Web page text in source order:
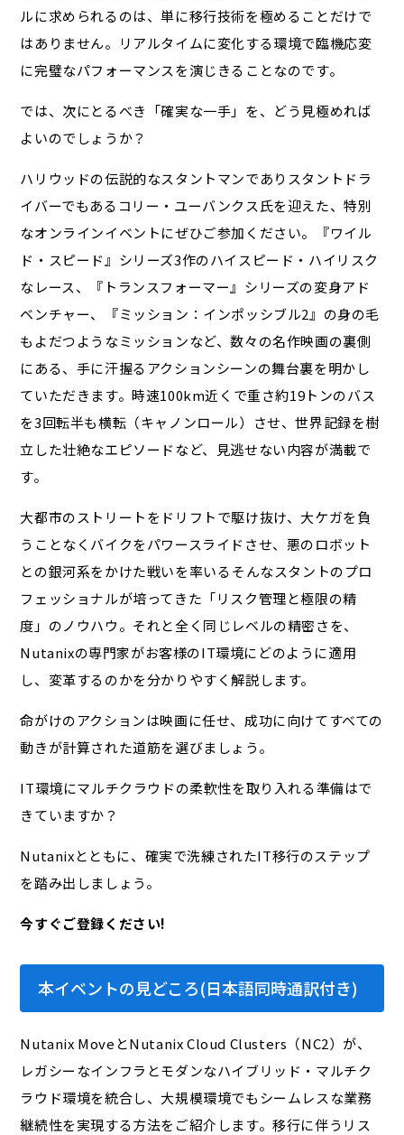
ルに求められるのは、単に移行技術を極めることだけで
はありません。リアルタイムに変化する環境で臨機応変
に完璧なパフォーマンスを演じきることなのです。
では、次にとるべき「確実な一手」を、どう見極めれば
よいのでしょうか？
ハリウッドの伝説的なスタントマンでありスタントドラ
イバーでもあるコリー・ユーバンクス氏を迎えた、特別
なオンラインイベントにぜひご参加ください。『ワイル
ド・スピード』シリーズ3作のハイスピード・ハイリスク
なレース、『トランスフォーマー』シリーズの変身アド
ベンチャー、『ミッション：インポッシブル2』の身の毛
もよだつようなミッションなど、数々の名作映画の裏側
にある、手に汗握るアクションシーンの舞台裏を明かし
ていただきます。時速100km近くで重さ約19トンのバス
を3回転半も横転（キャノンロール）させ、世界記録を樹
立した壮絶なエピソードなど、見逃せない内容が満載で
す。
大都市のストリートをドリフトで駆け抜け、大ケガを負
うことなくバイクをパワースライドさせ、悪のロボット
との銀河系をかけた戦いを率いる――そんなスタントのプロ
フェッショナルが培ってきた「リスク管理と極限の精
度」のノウハウ。それと全く同じレベルの精密さを、
Nutanixの専門家がお客様のIT環境にどのように適用
し、変革するのかを分かりやすく解説します。
命がけのアクションは映画に任せ、成功に向けてすべての
動きが計算された道筋を選びましょう。
IT環境にマルチクラウドの柔軟性を取り入れる準備はで
きていますか？
Nutanixとともに、確実で洗練されたIT移行のステップ
を踏み出しましょう。
今すぐご登録ください!
本イベントの見どころ(日本語同時通訳付き)
Nutanix MoveとNutanix Cloud Clusters（NC2）が、
レガシーなインフラとモダンなハイブリッド・マルチク
ラウド環境を統合し、大規模環境でもシームレスな業務
継続性を実現する方法をご紹介します。移行に伴うリス